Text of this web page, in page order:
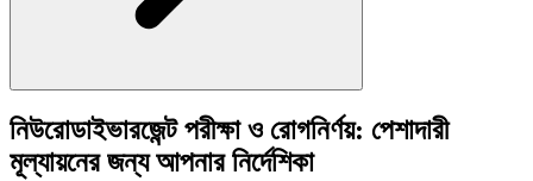
নিউরোডাইভারজেন্ট পরীক্ষা ও রোগনির্ণয়: পেশাদারী
মূল্যায়নের জন্য আপনার নির্দেশিকা